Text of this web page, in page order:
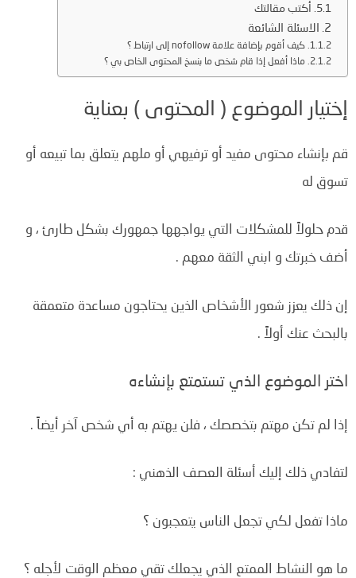
أكتب مقالتك
الاسئلة الشائعة
كيف أقوم بإضافة علامة nofollow إلى ارتباط ؟
ماذا أفعل إذا قام شخص ما بنسخ المحتوى الخاص بي ؟
إختيار الموضوع ( المحتوى ) بعناية
قم بإنشاء محتوى مفيد أو ترفيهي أو ملهم يتعلق بما تبيعه أو
تسوق له
قدم حلولاً للمشكلات التي يواجهها جمهورك بشكل طارئ ، و
أضف خبرتك و ابني الثقة معهم .
إن ذلك يعزز شعور الأشخاص الذين يحتاجون مساعدة متعمقة
بالبحث عنك أولاً .
اختر الموضوع الذي تستمتع بإنشاءه
إذا لم تكن مهتم بتخصصك ، فلن يهتم به أي شخص آخر أيضاً .
لتفادي ذلك إليك أسئلة العصف الذهني :
ماذا تفعل لكي تجعل الناس يتعجبون ؟
ما هو النشاط الممتع الذي يجعلك تقي معظم الوقت لأجله ؟